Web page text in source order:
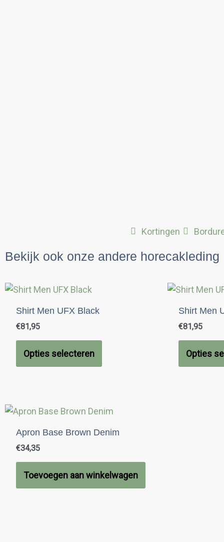
Kortingen
Bekijk ook onze andere horecakleding
Shirt Men UFX Black
€81,95
Opties selecteren
variaties.
optie
worden
de
Shirt Men
€81,95
Opties
Apron Base Brown Denim
€34,35
Toevoegen aan winkelwagen